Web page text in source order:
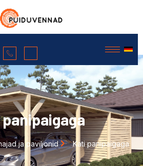
ja paviljonid Kati panipaigaga